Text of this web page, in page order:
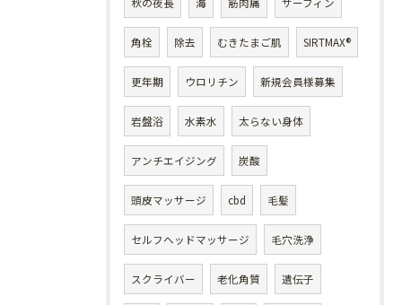
角栓 除去 むきたまご肌 SIRTMAX®
更年期 ウロリチン 新規会員様募集
岩盤浴 水素水 太らない身体
アンチエイジング 炭酸
頭皮マッサージ cbd 毛髪
セルフヘッドマッサージ 毛穴洗浄
スクライバー 老化角質 遺伝子